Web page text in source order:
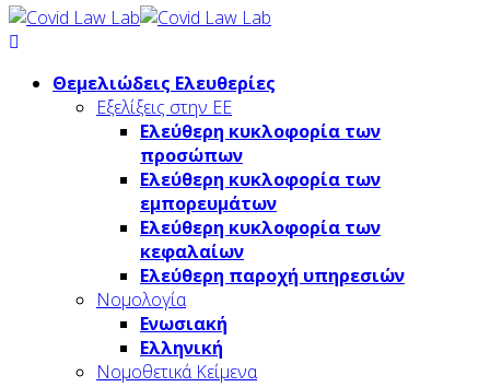
Θεμελιώδεις Ελευθερίες
Εξελίξεις στην ΕΕ
Ελεύθερη κυκλοφορία των
προσώπων
Ελεύθερη κυκλοφορία των
εμπορευμάτων
Ελεύθερη κυκλοφορία των
κεφαλαίων
Ελεύθερη παροχή υπηρεσιών
Νομολογία
Ενωσιακή
Ελληνική
Νομοθετικά Κείμενα